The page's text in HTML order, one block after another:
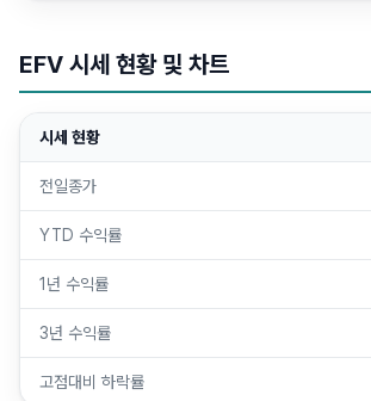
EFV 시세 현황 및 차트
시세 현황
전일종가
YTD 수익률
1년 수익률
3년 수익률
고점대비 하락률